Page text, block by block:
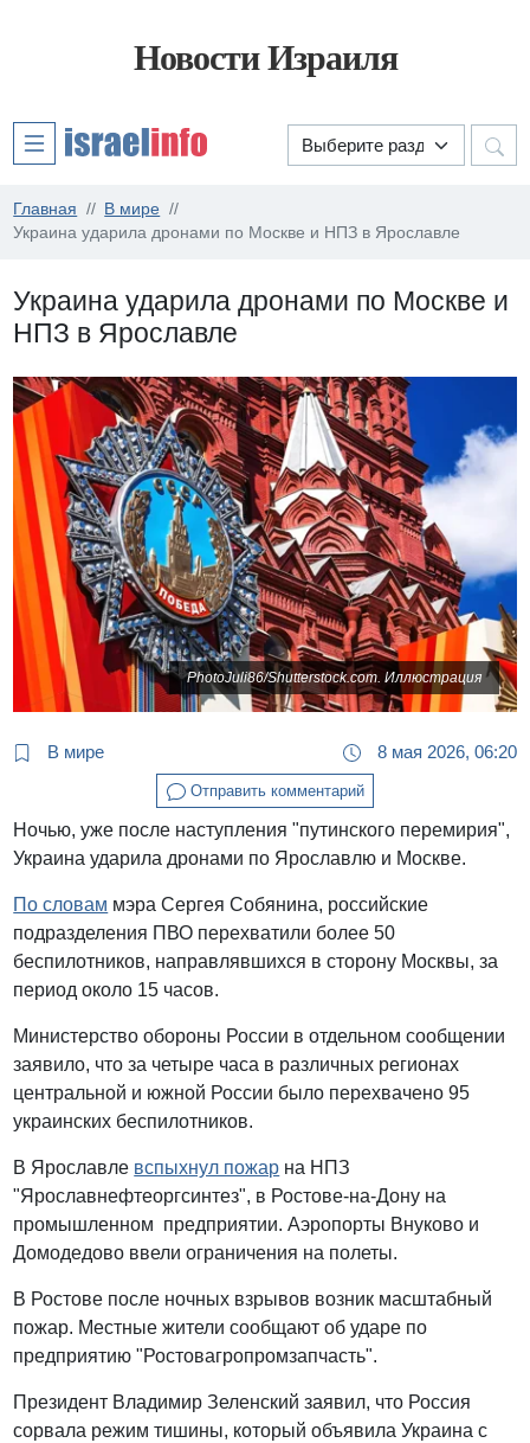
Новости Израиля
Главная
В мире
Украина ударила дронами по Москве и НПЗ в Ярославле
Украина ударила дронами по Москве и
НПЗ в Ярославле
PhotoJuli86/Shutterstock.com. Иллюстрация
В мире 8 мая 2026, 06:20
Отправить комментарий
Ночью, уже после наступления "путинского перемирия",
Украина ударила дронами по Ярославлю и Москве.
По словам мэра Сергея Собянина, российские
подразделения ПВО перехватили более 50
беспилотников, направлявшихся в сторону Москвы, за
период около 15 часов.
Министерство обороны России в отдельном сообщении
заявило, что за четыре часа в различных регионах
центральной и южной России было перехвачено 95
украинских беспилотников.
В Ярославле вспыхнул пожар на НПЗ
"Ярославнефтеоргсинтез", в Ростове-на-Дону на
промышленном предприятии. Аэропорты Внуково и
Домодедово ввели ограничения на полеты.
В Ростове после ночных взрывов возник масштабный
пожар. Местные жители сообщают об ударе по
предприятию "Ростовагропромзапчасть".
Президент Владимир Зеленский заявил, что Россия
сорвала режим тишины, который объявила Украина с